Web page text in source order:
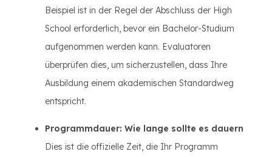
Beispiel ist in der Regel der Abschluss der High
School erforderlich, bevor ein Bachelor-Studium
aufgenommen werden kann. Evaluatoren
überprüfen dies, um sicherzustellen, dass Ihre
Ausbildung einem akademischen Standardweg
entspricht.
Programmdauer: Wie lange sollte es dauern
Dies ist die offizielle Zeit, die Ihr Programm